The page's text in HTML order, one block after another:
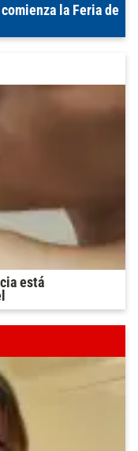
la Feria de
está